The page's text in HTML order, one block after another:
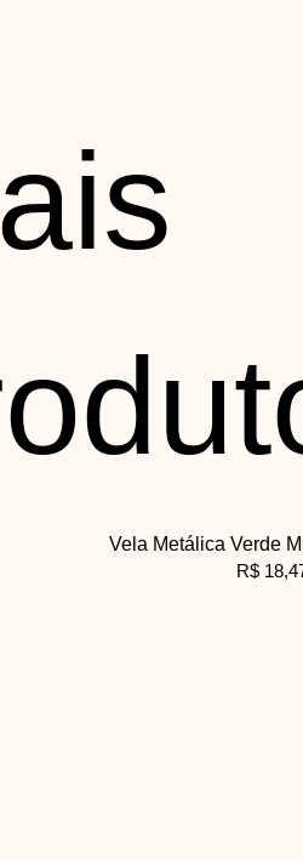
Vela Metálica Verde
R$